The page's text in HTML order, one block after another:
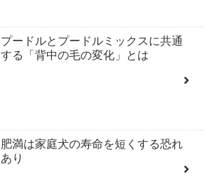
プードルとプードルミックスに共通
する「背中の毛の変化」とは
肥満は家庭犬の寿命を短くする恐れ
あり